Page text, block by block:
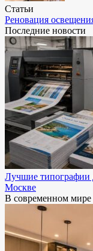
Статьи
Реновация
Последние новости
Лучшие типографии
Москве
В современном мире